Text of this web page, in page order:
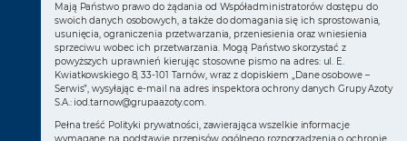
Mają Państwo prawo do żądania od Współadministratorów dostępu do
swoich danych osobowych, a także do domagania się ich sprostowania,
usunięcia, ograniczenia przetwarzania, przeniesienia oraz wniesienia
sprzeciwu wobec ich przetwarzania. Mogą Państwo skorzystać z
powyższych uprawnień kierując stosowne pismo na adres: ul. E.
Kwiatkowskiego 8, 33-101 Tarnów, wraz z dopiskiem „Dane osobowe –
Serwis”, wysyłając e-mail na adres inspektora ochrony danych Grupy Azoty
S.A.: iod.tarnow@grupaazoty.com.
Pełna treść Polityki prywatności, zawierająca wszelkie informacje